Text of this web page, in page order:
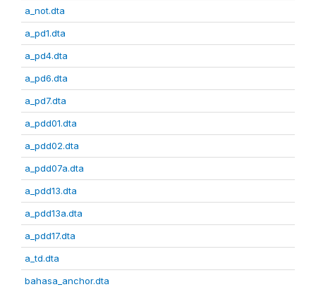
a_not.dta
a_pd1.dta
a_pd4.dta
a_pd6.dta
a_pd7.dta
a_pdd01.dta
a_pdd02.dta
a_pdd07a.dta
a_pdd13.dta
a_pdd13a.dta
a_pdd17.dta
a_td.dta
bahasa_anchor.dta